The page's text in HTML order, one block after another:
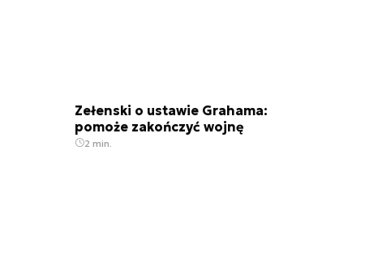
Zełenski o ustawie Grahama:
pomoże zakończyć wojnę
2 min.